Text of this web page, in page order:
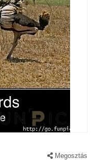
Megosztás